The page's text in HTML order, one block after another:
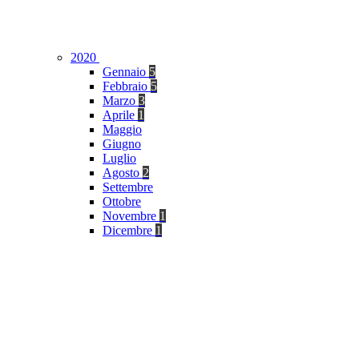
2020
Gennaio 5
Febbraio 5
Marzo 3
Aprile 1
Maggio
Giugno
Luglio
Agosto 2
Settembre
Ottobre
Novembre 1
Dicembre 1